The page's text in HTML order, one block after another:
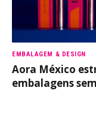
EMBALAGEM & DESIGN
Aora México
embalagens